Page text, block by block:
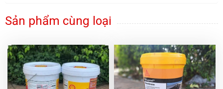
Sản phẩm cùng loại